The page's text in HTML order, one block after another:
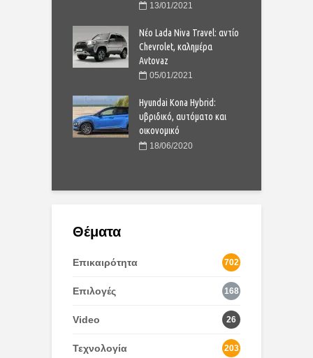
13/01/2021
Νέο Lada Niva Travel: αντίο
Chevrolet, καλημέρα
Avtovaz
05/01/2021
Hyundai Kona Hybrid:
υβριδικό, αυτόματο και
οικονομικό
18/06/2020
Θέματα
Επικαιρότητα 702
Επιλογές 168
Video 26
Τεχνολογία 203